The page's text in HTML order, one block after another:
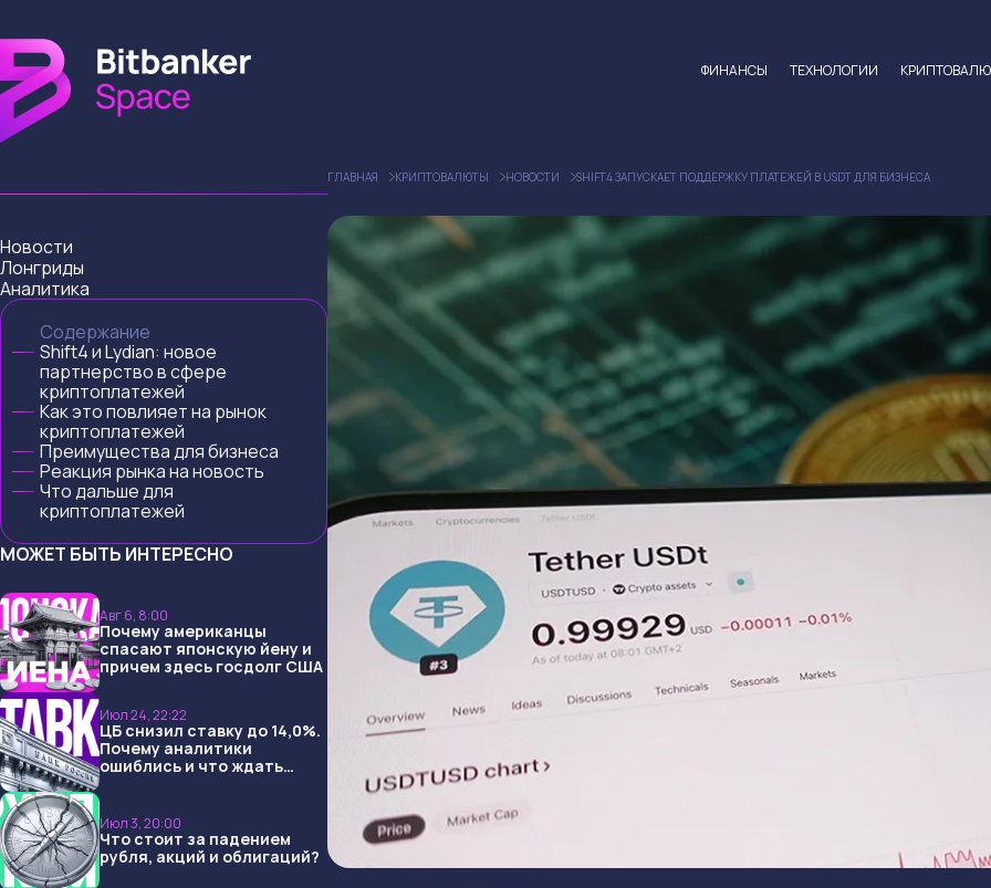
ФИНАНСЫ ТЕХНОЛОГИИ
Новости
Лонгриды
Аналитика
Содержание
Shift4 и Lydian: новое
партнерство в сфере
криптоплатежей
Как это повлияет на рынок
криптоплатежей
Преимущества для бизнеса
Реакция рынка на новость
Что дальше для
криптоплатежей
МОЖЕТ БЫТЬ ИНТЕРЕСНО
Авг 6, 8:00
Почему американцы
спасают японскую йену и
причем здесь госдолг США
Июл 24, 22:22
ЦБ снизил ставку до 14,0%.
Почему аналитики
ошиблись и что ждать
Июл 3, 20:00
Что стоит за падением
рубля, акций и облигаций?
ГЛАВНАЯ КРИПТОВАЛЮТЫ НОВОСТИ SHIFT4 ЗАПУСКАЕТ ПОДДЕРЖКУ ПЛАТЕЖЕЙ В USDT ДЛЯ БИЗНЕСА